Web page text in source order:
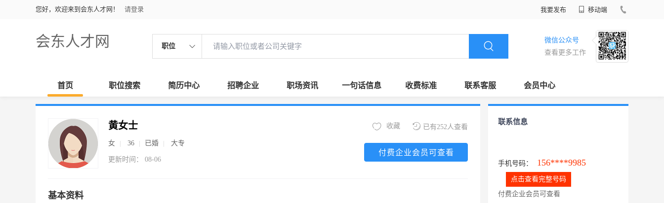
您好，欢迎来到会东人才网！ 请登录 我要发布 移动端
会东人才网 职位
微信公众号
查看更多工作
首页 职位搜索 简历中心 招聘企业 职场资讯 一句话信息 收费标准 联系客服 会员中心
黄女士
女 36 已婚 大专
更新时间： 08-06
已有252人查看
收藏
付费企业会员可查看
基本资料
联系信息
手机号码： 156****9985
点击查看完整号码
付费企业会员可查看